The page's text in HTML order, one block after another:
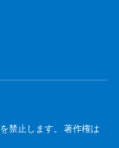
禁止します。 著作権は